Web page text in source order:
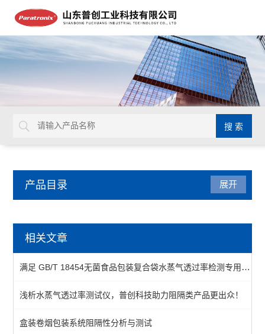
产品目录
红外法透湿性测试仪
电解法透湿性测试仪
透湿性测试仪
查看全部 >>
展开
相关文章
满足 GB/T 18454无菌食品包装复合袋水蒸气透过率检测专用透湿性测试仪
浅析水蒸气透过率测试仪，普创科技助力阻隔类产品更出众！
盒装卷烟包装系统阻隔性分析与测试